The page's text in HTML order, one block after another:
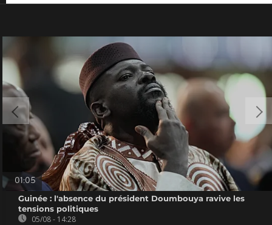
01:05
Guinée : l'absence du président Doumbouya ravive les
tensions politiques
05/08 - 14:28